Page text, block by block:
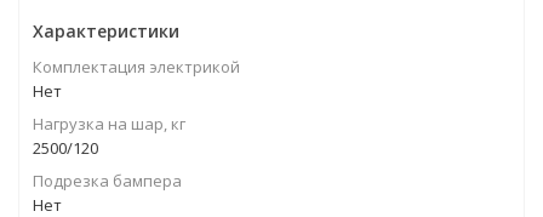
Характеристики
Комплектация электрикой
Нет
Нагрузка на шар, кг
2500/120
Подрезка бампера
Нет